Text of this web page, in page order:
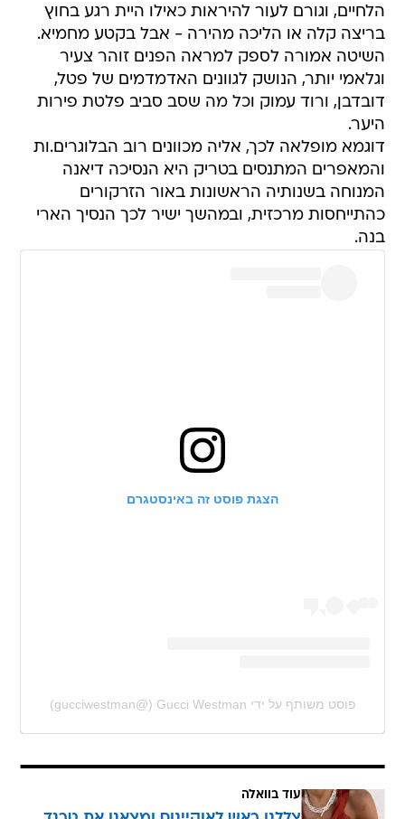
הלחיים, וגורם לעור להיראות כאילו היית רגע בחוץ
בריצה קלה או הליכה מהירה - אבל בקטע מחמיא.
השיטה אמורה לספק למראה הפנים זוהר צעיר
וגלאמי יותר, הנושק לגוונים האדמדמים של פטל,
דובדבן, ורוד עמוק וכל מה שסב סביב פלטת פירות
היער.
דוגמא מופלאה לכך, אליה מכוונים רוב הבלוגרים.ות
והמאפרים המתנסים בטריק היא הנסיכה דיאנה
המנוחה בשנותיה הראשונות באור הזרקורים
כהתייחסות מרכזית, ובמהשך ישיר לכך הנסיך הארי
בנה.
הצגת פוסט זה באינסטגרם
פוסט משותף על ידי ‏‎Gucci Westman‎‏ (@‏‎gucciwestman‎‏)
עוד בוואלה